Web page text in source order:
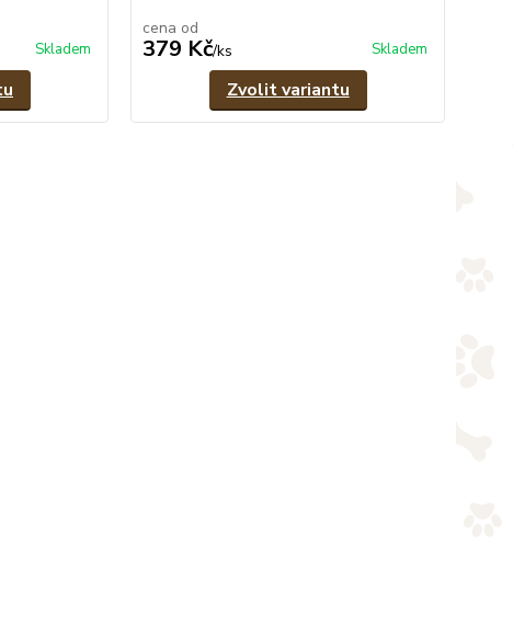
Skladem
cena od
379 Kč/ks Skladem
Zvolit variantu